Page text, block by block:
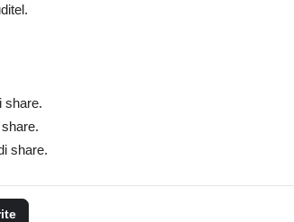
share.
share.